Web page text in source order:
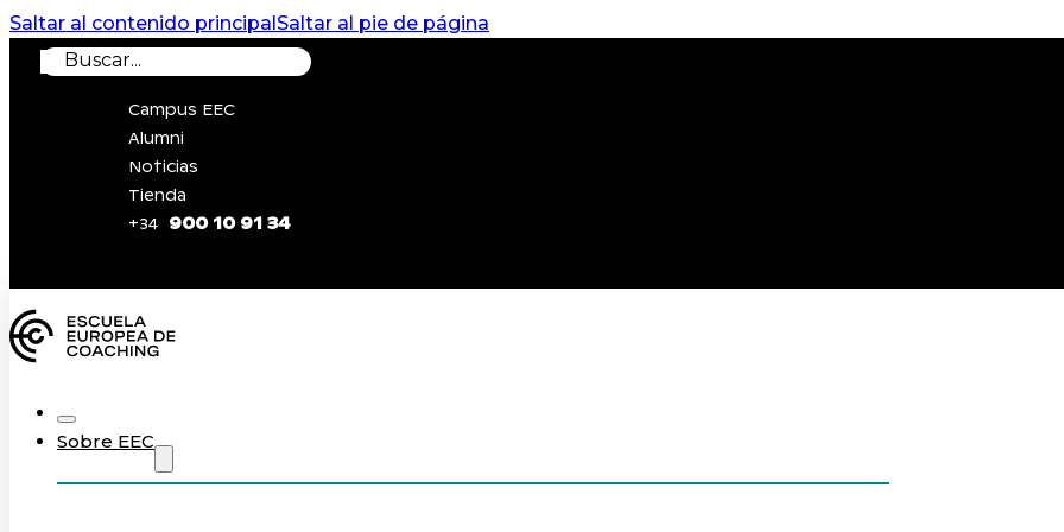
Saltar al contenido principalSaltar al pie de página
Buscar
Campus EEC
Alumni
Noticias
Tienda
+34
900 10 91 34
Sobre EEC